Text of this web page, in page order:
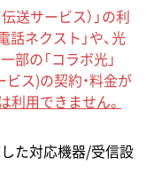
送サービス）」の利
話ネクスト」や、光
の「コラボ光」
ス)の契約・料金が
利用できません。
た対応機器/受信設